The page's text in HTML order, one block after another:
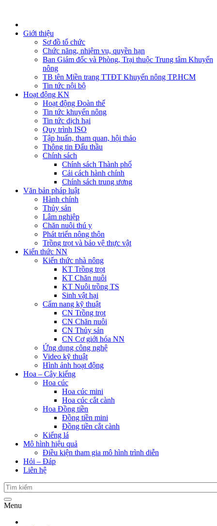
Giới thiệu
Sơ đồ tổ chức
Chức năng, nhiệm vụ, quyền hạn
Ban Giám đốc và Phòng, Trại thuộc Trung tâm Khuyến
nông
TB tên Miền trang TTĐT Khuyến nông TP.HCM
Tin tức nội bộ
Hoạt động KN
Hoạt động Đoàn thể
Tin tức khuyến nông
Tin tức dịch hại
Quy trình ISO
Tập huấn, tham quan, hội thảo
Thông tin Đấu thầu
Chính sách
Chính sách Thành phố
Cải cách hành chính
Chính sách trung ương
Văn bản pháp luật
Hành chính
Thủy sản
Lâm nghiệp
Chăn nuôi thú y
Phát triển nông thôn
Trồng trọt và bảo vệ thực vật
Kiến thức NN
Kiến thức nhà nông
KT Trồng trọt
KT Chăn nuôi
KT Nuôi trồng TS
Sinh vật hại
Cẩm nang kỹ thuật
CN Trồng trọt
CN Chăn nuôi
CN Thủy sản
CN Cơ giới hóa NN
Ứng dụng công nghệ
Video kỹ thuật
Hình ảnh hoạt động
Hoa – Cây kiểng
Hoa cúc
Hoa cúc mini
Hoa cúc cắt cành
Hoa Đồng tiền
Đồng tiền mini
Đồng tiền cắt cành
Kiểng lá
Mô hình hiệu quả
Điều kiện tham gia mô hình trình diễn
Hỏi – Đáp
Liên hệ
Menu